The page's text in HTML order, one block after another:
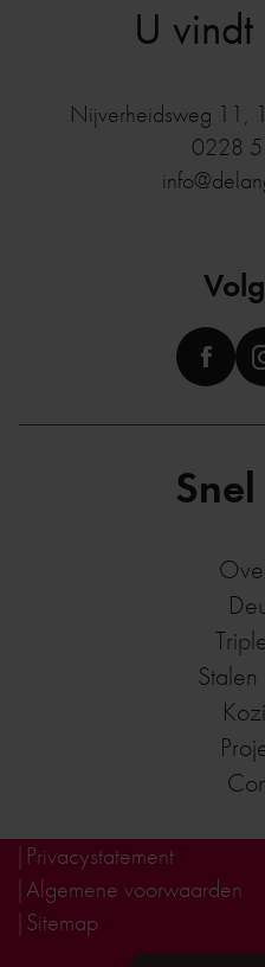
U
Nijverheidsweg 11 ,
0228
Privacystatement
Algemene voorwaarden
Sitemap